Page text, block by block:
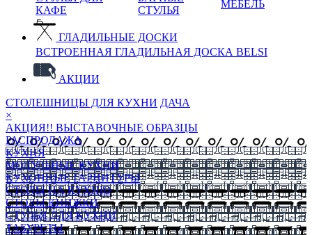
КАФЕ
СТУЛЬЯ
МЕБЕЛЬ
ГЛАДИЛЬНЫЕ ДОСКИ
ВСТРОЕННАЯ ГЛАДИЛЬНАЯ ДОСКА BELSI
АКЦИИ
СТОЛЕШНИЦЫ ДЛЯ КУХНИ ДАЧА
×
АКЦИЯ!! ВЫСТАВОЧНЫЕ ОБРАЗЦЫ
РАСПРОДАЖА
КУХНЯ
МОДУЛЬНЫЕ КУХНИ
КУХОННЫЕ ГАРНИТУРЫ
СТОЛЫ НА КУХНЮ
СТОЛЫ КНИЖКИ
СТУЛЬЯ ДЛЯ КУХНИ
ТАБУРЕТЫ